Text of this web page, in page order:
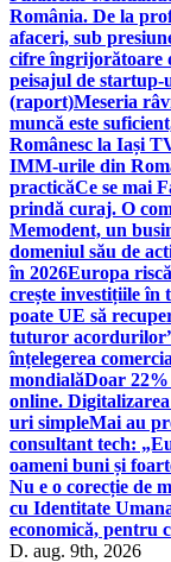
România. De la
afaceri, sub
cifre îngrijorătoare
peisajul de
(raport)Meseria
muncă este
Românesc la Iași
IMM-urile din
practicăCe se mai
prindă curaj. O
Memodent, un
domeniul său de
în 2026Europa
crește investițiile în
poate UE să
tuturor
înțelegerea
mondialăDoar
online.
uri simpleMai au
consultant tech:
oameni buni și
Nu e o corecție de
cu Identitate
economică, pentru
D. aug. 9th, 2026